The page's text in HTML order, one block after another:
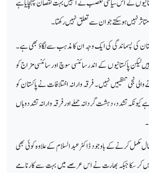
کے اس سیاسی تعصب نے انہیں بہت نقصان پہنچایا ہے
نہیں ہو سکتے جو ان سے تعلق نہیں رکھتا۔
کی پسماندگی کی ایک وجہ ان کا مذہب سے لگاؤ بھی ہے۔
ہیں لیکن پاکستانیوں کے اندر سائنسی سوچ اور سائنسی مزاج کو
نجی تنظیمیں نہیں۔ فرقہ وارانہ اختلافات نے پاکستان کو
کیونکہ تشدد، دہشت گردانہ حملے اور فرقہ وارانہ تشدد وہاں
اپنے وجود کے 70 سال مکمل کرنے کے باوجود ڈاکٹر عبدالسلام کے علاوہ کوئی بھی
کر سکا جبکہ بھارت نے اس عرصے میں بہت سے کارنامے